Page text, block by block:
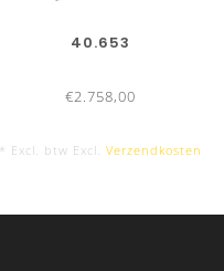
40.653
€2.758,00
* Excl. btw Excl. Verzendkosten